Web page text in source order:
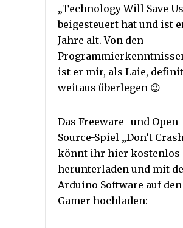
„Technology Will Save
beigesteuert hat und ist
Jahre alt. Von den
ist er mir, als Laie,
weitaus überlegen 😉
Das Freeware- und Open-
Source-Spiel „Don’t
könnt ihr hier kostenlos
herunterladen und mit
Arduino Software auf den
Gamer hochladen: